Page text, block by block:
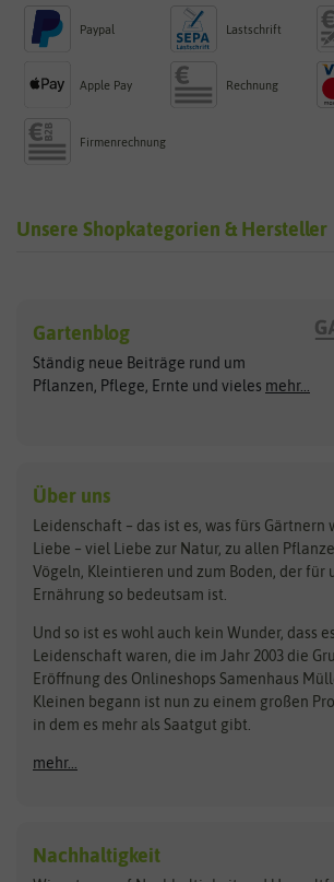
Paypal Lastschrift
Apple Pay Rechnung
Firmenrechnung
Unsere Shopkategorien & Hersteller
Exotische Samen
Gemüsesamen
Gründünger
Kräutersamen
Obstsamen
Pilzbrut
Rasensamen
Steckzwiebeln
Zimmer & Kübelpflanzen
Kataloge
Schnäppchen
Anzucht & Gartenzubehör
Anzuchtschalen
Heizmatte & Heizkabel
Arche Noah
ASB Greenworld
Benary
Bingenheimer Saatgut
Bionana
BIOWOL
Blumicorn
Bûten Birds
Carl Pabst
Clever
COMPO
Dürr-
Fertil
Flora
Gartenblog
Ständig neue Beiträge rund um
Pflanzen, Pflege, Ernte und vieles mehr...
Über uns
Leidenschaft – das ist es, was fürs Gärtnern
Liebe – viel Liebe zur Natur, zu allen
Vögeln, Kleintieren und zum Boden, der für
Ernährung so bedeutsam ist.
Und so ist es wohl auch kein Wunder, dass
Leidenschaft waren, die im Jahr 2003 die
Eröffnung des Onlineshops Samenhaus
Kleinen begann ist nun zu einem großen
in dem es mehr als Saatgut gibt.
mehr...
Nachhaltigkeit